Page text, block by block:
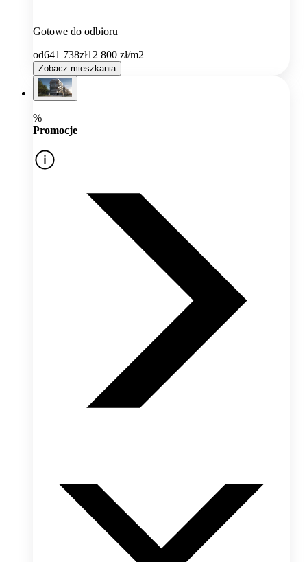
Gotowe do odbioru
od641 738zł12 800 zł/m2
Zobacz mieszkania
%
Promocje